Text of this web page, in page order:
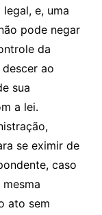
e, uma
pode negar
da
ao
sua
a lei.
se eximir de
caso
ato sem